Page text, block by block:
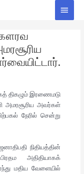
Main
திகழும் இரணைமடு
அமரசூரிய அவர்கள்
நேரில் சென்று
நிதியத்தின்
அதிதியாகக்
மதிய வேளையில்